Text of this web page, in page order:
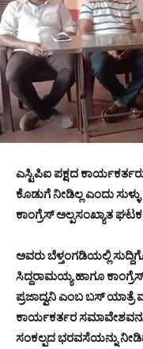
ಎಸ್ಟಿಪಿಐ ಪಕ್ಷದ
ಕೊಡುಗೆ ನೀಡಿಲ್ಲ ಎಂದು
ಕಾಂಗ್ರೆಸ್ ಅಲ್ಪಸಂಖ್ಯಾತ
ಅವರು ಬೆಳ್ತಂಗಡಿಯಲ್ಲಿ
ಸಿದ್ದರಾಮಯ್ಯ ಹಾಗೂ
ಪ್ರಜಾದ್ವನಿ ಎಂಬ ಬಸ್
ಕಾರ್ಯಕರ್ತರ
ಸಂಕಲ್ಪದ ಭರವಸೆಯನ್ನು